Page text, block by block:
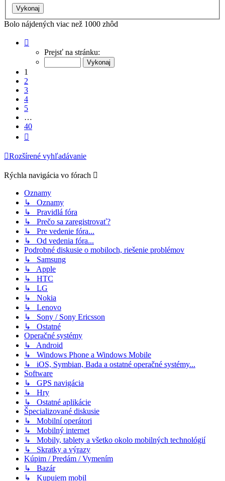
Bolo nájdených viac než 1000 zhôd
Prejsť na stránku:
1
2
3
4
5
…
40
Rozšírené vyhľadávanie
Rýchla navigácia vo fórach
Oznamy
↳ Oznamy
↳ Pravidlá fóra
↳ Prečo sa zaregistrovať?
↳ Pre vedenie fóra...
↳ Od vedenia fóra...
Podrobné diskusie o mobiloch, riešenie problémov
↳ Samsung
↳ Apple
↳ HTC
↳ LG
↳ Nokia
↳ Lenovo
↳ Sony / Sony Ericsson
↳ Ostatné
Operačné systémy
↳ Android
↳ Windows Phone a Windows Mobile
↳ iOS, Symbian, Bada a ostatné operačné systémy...
Software
↳ GPS navigácia
↳ Hry
↳ Ostatné aplikácie
Špecializované diskusie
↳ Mobilní operátori
↳ Mobilný internet
↳ Mobily, tablety a všetko okolo mobilných technológií
↳ Skratky a výrazy
Kúpim / Predám / Vymením
↳ Bazár
↳ Kupujem mobil